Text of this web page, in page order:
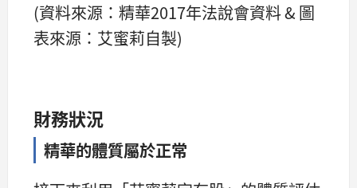
(資料來源：精華2017年法說會資料 & 圖
表來源：艾蜜莉自製)
財務狀況
精華的體質屬於正常